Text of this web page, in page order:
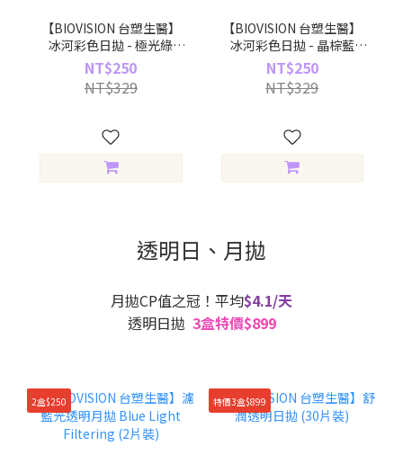
【BIOVISION 台塑生醫】
冰河彩色日拋 - 極光綠
Aurora Green (10片裝)
NT$250
NT$329
【BIOVISION 台塑生醫】
冰河彩色日拋 - 晶棕藍
Blue Brown (10片裝)
NT$250
NT$329
透明日、月拋
月拋CP值之冠！平均$4.1/天
透明日拋 3盒特價$899
2盒$250 特價3盒$899